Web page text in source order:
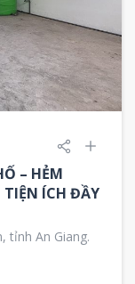
– HẺM
ÍCH ĐẦY
tỉnh An Giang.